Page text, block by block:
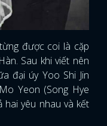
được coi là cặp
Sau khi viết nên
đại úy Yoo Shi Jin
Yeon (Song Hye
hai yêu nhau và kết